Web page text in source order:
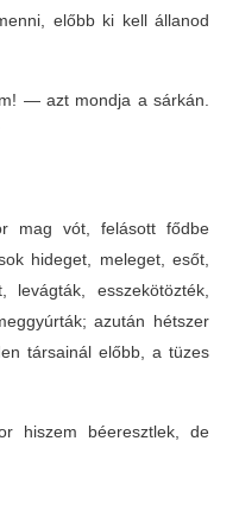
előbb ki kell állanod
— azt mondja a sárkán.
mag vót, felásott fődbe
hideget, meleget, esőt,
levágták, esszekötözték,
azután hétszer
társainál előbb, a tüzes
hiszem béeresztlek, de